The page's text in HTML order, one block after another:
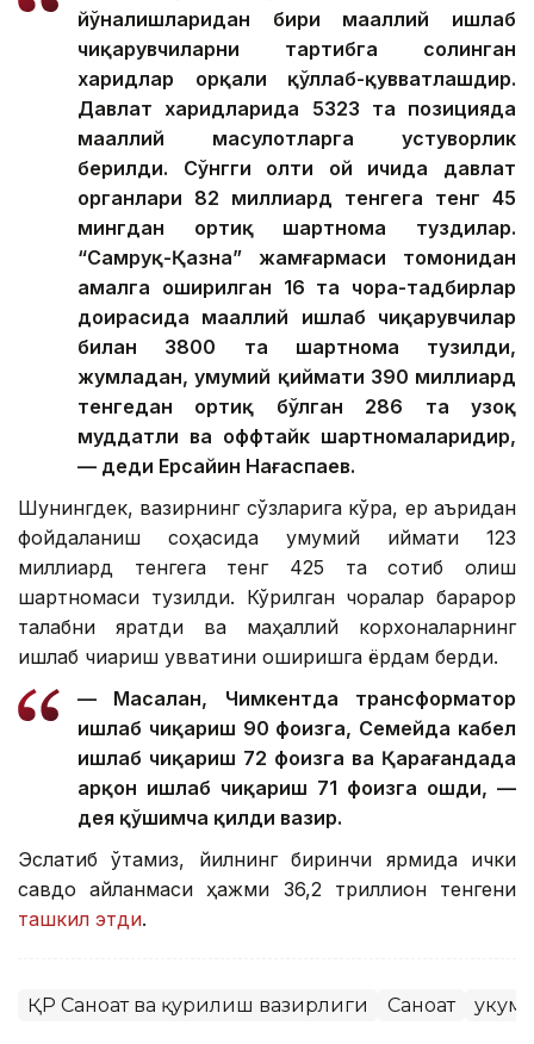
йўналишларидан бири маҳаллий ишлаб
чиқарувчиларни тартибга солинган
харидлар орқали қўллаб-қувватлашдир.
Давлат харидларида 5323 та позицияда
маҳаллий маҳсулотларга устуворлик
берилди. Сўнгги олти ой ичида давлат
органлари 82 миллиард тенгега тенг 45
мингдан ортиқ шартнома туздилар.
“Самруқ-Қазна” жамғармаси томонидан
амалга оширилган 16 та чора-тадбирлар
доирасида маҳаллий ишлаб чиқарувчилар
билан 3800 та шартнома тузилди,
жумладан, умумий қиймати 390 миллиард
тенгедан ортиқ бўлган 286 та узоқ
муддатли ва оффтайк шартномаларидир,
— деди Ерсайин Нағаспаев.
Шунингдек, вазирнинг сўзларига кўра, ер қаъридан
фойдаланиш соҳасида умумий қиймати 123
миллиард тенгега тенг 425 та сотиб олиш
шартномаси тузилди. Кўрилган чоралар барқарор
талабни яратди ва маҳаллий корхоналарнинг
ишлаб чиқариш қувватини оширишга ёрдам берди.
— Масалан, Чимкентда трансформатор
ишлаб чиқариш 90 фоизга, Семейда кабел
ишлаб чиқариш 72 фоизга ва Қарағандада
арқон ишлаб чиқариш 71 фоизга ошди, —
дея қўшимча қилди вазир.
Эслатиб ўтамиз, йилнинг биринчи ярмида ички
савдо айланмаси ҳажми 36,2 триллион тенгени
ташкил этди.
ҚР Саноат ва қурилиш вазирлиги Саноат